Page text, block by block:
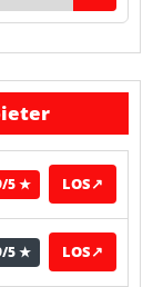
5 ★ LOS↗
5 ★ LOS↗